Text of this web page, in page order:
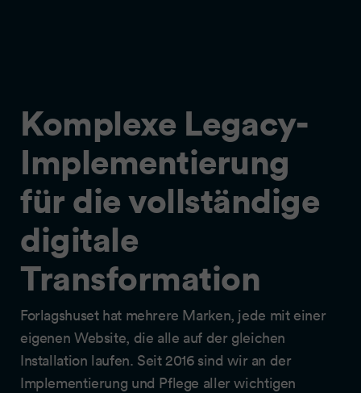
Komplexe Legacy-
Implementierung
für die vollständige
digitale
Transformation
Forlagshuset hat mehrere Marken, jede mit einer
eigenen Website, die alle auf der gleichen
Installation laufen. Seit 2016 sind wir an der
Implementierung und Pflege aller wichtigen